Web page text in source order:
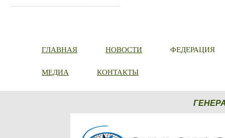
ГЛАВНАЯ НОВОСТИ ФЕДЕРАЦИЯ
МЕДИА КОНТАКТЫ